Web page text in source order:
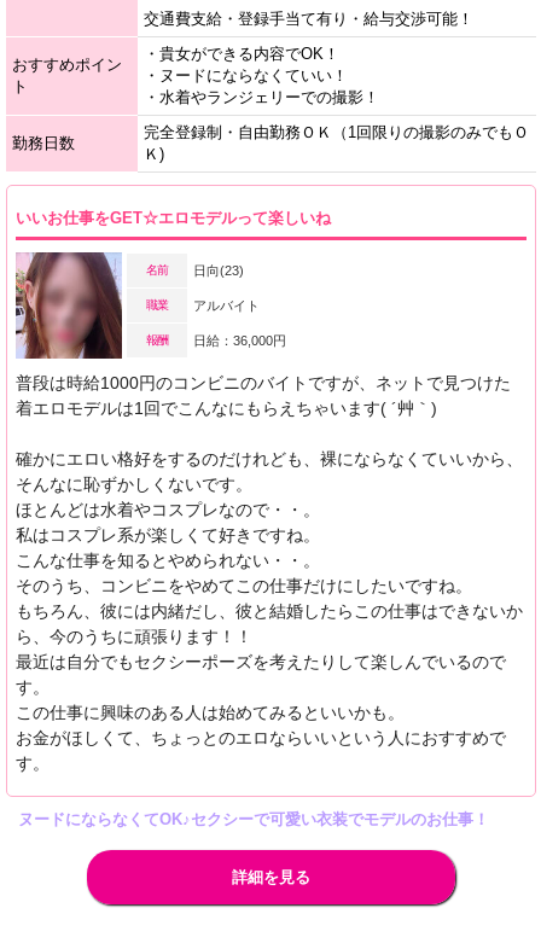
交通費支給・登録手当て有り・給与交渉可能！
おすすめポイン
ト
・貴女ができる内容でOK！
・ヌードにならなくていい！
・水着やランジェリーでの撮影！
勤務日数
完全登録制・自由勤務ＯＫ（1回限りの撮影のみでもＯ
Ｋ)
いいお仕事をGET☆エロモデルって楽しいね
名前 日向(23)
職業 アルバイト
報酬 日給：36,000円
普段は時給1000円のコンビニのバイトですが、ネットで見つけた
着エロモデルは1回でこんなにもらえちゃいます( ´艸｀)
確かにエロい格好をするのだけれども、裸にならなくていいから、
そんなに恥ずかしくないです。
ほとんどは水着やコスプレなので・・。
私はコスプレ系が楽しくて好きですね。
こんな仕事を知るとやめられない・・。
そのうち、コンビニをやめてこの仕事だけにしたいですね。
もちろん、彼には内緒だし、彼と結婚したらこの仕事はできないか
ら、今のうちに頑張ります！！
最近は自分でもセクシーポーズを考えたりして楽しんでいるので
す。
この仕事に興味のある人は始めてみるといいかも。
お金がほしくて、ちょっとのエロならいいという人におすすめで
す。
ヌードにならなくてOK♪セクシーで可愛い衣装でモデルのお仕事！
詳細を見る